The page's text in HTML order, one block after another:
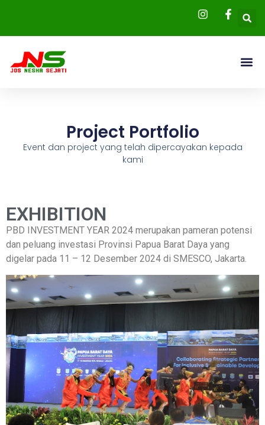
Project Portfolio
Event dan project yang telah dipercayakan kepada
kami
EXHIBITION
PBD INVESTMENT YEAR 2024 merupakan pameran potensi
dan peluang investasi Provinsi Papua Barat Daya yang
digelar pada 11 – 12 Desember 2024 di SMESCO, Jakarta.